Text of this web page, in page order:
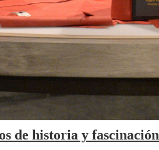
de historia y fascinación